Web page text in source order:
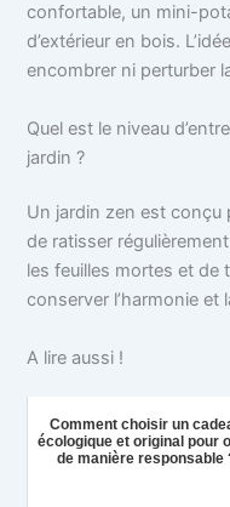
confortable, un mini-
d’extérieur en bois.
encombrer ni perturber
Quel est le niveau
jardin ?
Un jardin zen est conçu
de ratisser
les feuilles mortes et de
conserver l’harmonie et
A lire aussi !
Comment choisir un
écologique et original pour
de manière responsable